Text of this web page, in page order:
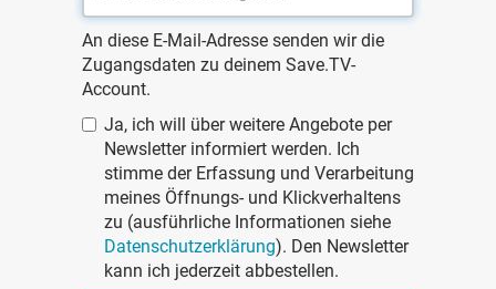
An diese E-Mail-Adresse senden wir die
Zugangsdaten zu deinem Save.TV-
Account.
Ja, ich will über weitere Angebote per
Newsletter informiert werden. Ich
stimme der Erfassung und Verarbeitung
meines Öffnungs- und Klickverhaltens
zu (ausführliche Informationen siehe
Datenschutzerklärung). Den Newsletter
kann ich jederzeit abbestellen.